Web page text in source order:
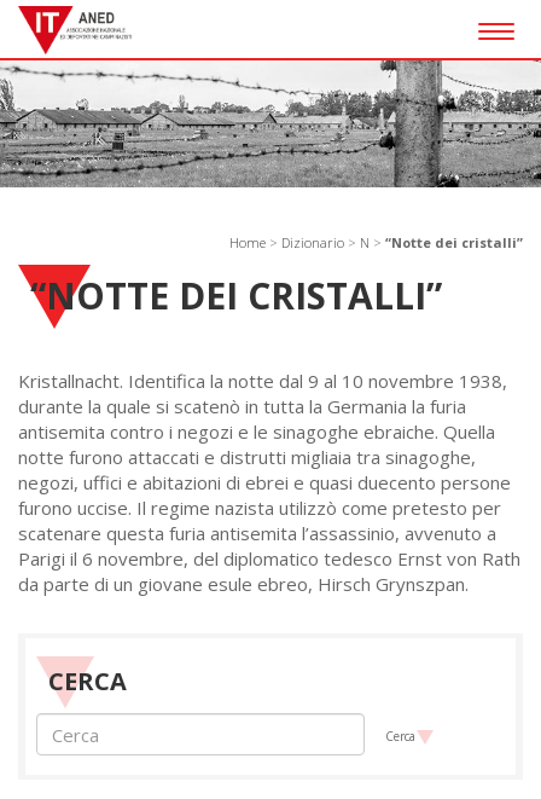
Home > Dizionario > N > “Notte dei cristalli”
“NOTTE DEI CRISTALLI”
Kristallnacht. Identifica la notte dal 9 al 10 novembre 1938,
durante la quale si scatenò in tutta la Germania la furia
antisemita contro i negozi e le sinagoghe ebraiche. Quella
notte furono attaccati e distrutti migliaia tra sinagoghe,
negozi, uffici e abitazioni di ebrei e quasi duecento persone
furono uccise. Il regime nazista utilizzò come pretesto per
scatenare questa furia antisemita l’assassinio, avvenuto a
Parigi il 6 novembre, del diplomatico tedesco Ernst von Rath
da parte di un giovane esule ebreo, Hirsch Grynszpan.
CERCA
Cerca